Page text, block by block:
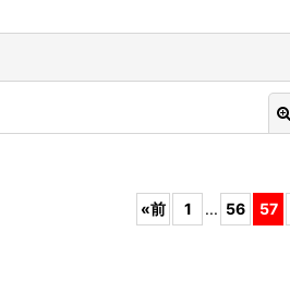
«前 1 ... 56 57